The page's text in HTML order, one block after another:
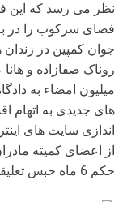
نظر می رسد که این
فضای سرکوب را در
جوان کمپین در
روناک صفازاده و
میلیون امضاء به
های جدیدی به اتهام
اندازی سایت های
از اعضای کمیته
حکم 6 ماه حبس تعلیقی به بهانه جمع آوری امضاء داده اند و…